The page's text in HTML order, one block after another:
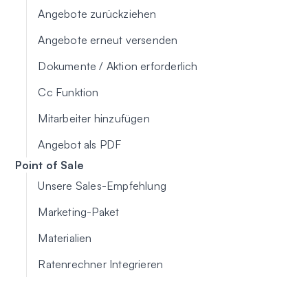
Angebote zurückziehen
Angebote erneut versenden
Dokumente / Aktion erforderlich
Cc Funktion
Mitarbeiter hinzufügen
Angebot als PDF
Point of Sale
Unsere Sales-Empfehlung
Marketing-Paket
Materialien
Ratenrechner Integrieren